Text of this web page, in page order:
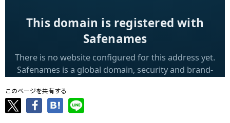
このページを共有する